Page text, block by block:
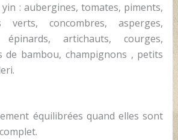
: aubergines, tomates, piments,
verts, concombres, asperges,
épinards, artichauts, courges,
de bambou, champignons , petits
équilibrées quand elles sont